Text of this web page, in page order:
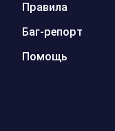
Правила
Баг-репорт
Помощь